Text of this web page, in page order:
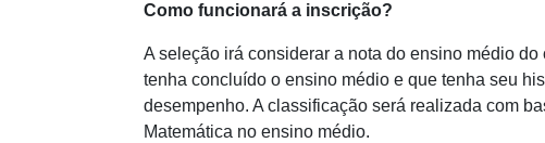
Como funcionará a inscrição?
A seleção irá considerar a nota do ensino médio
tenha concluído o ensino médio e que tenha seu
desempenho. A classificação será realizada com
Matemática no ensino médio.